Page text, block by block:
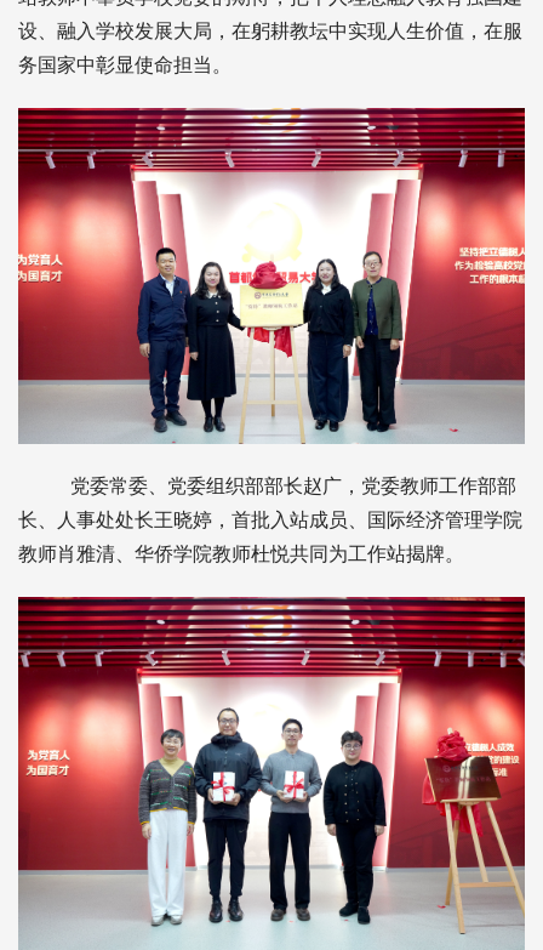
设、融入学校发展大局，在躬耕教坛中实现人生价值，在服
务国家中彰显使命担当。
党委常委、党委组织部部长赵广，党委教师工作部部
长、人事处处长王晓婷，首批入站成员、国际经济管理学院
教师肖雅清、华侨学院教师杜悦共同为工作站揭牌。